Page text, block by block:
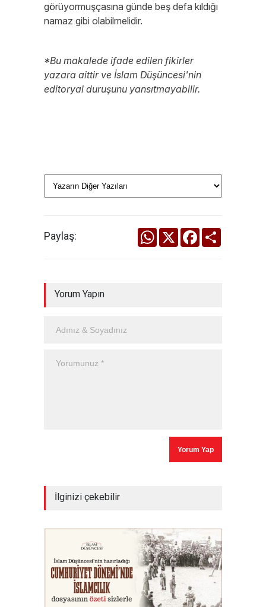
görüyormuşçasına günde beş defa kıldığı
namaz gibi olabilmelidir.
*Bu makalede ifade edilen fikirler
yazara aittir ve İslam Düşüncesi'nin
editoryal duruşunu yansıtmayabilir.
Paylaş: WhatsApp
X Facebook
Yorum Yapın
İlginizi çekebilir